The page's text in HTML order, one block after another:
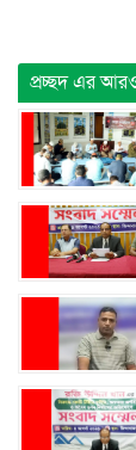
প্রচ্ছদ এর